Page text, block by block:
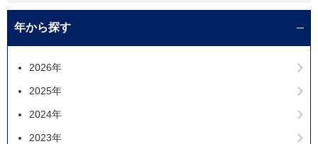
年から探す
2026年
2025年
2024年
2023年